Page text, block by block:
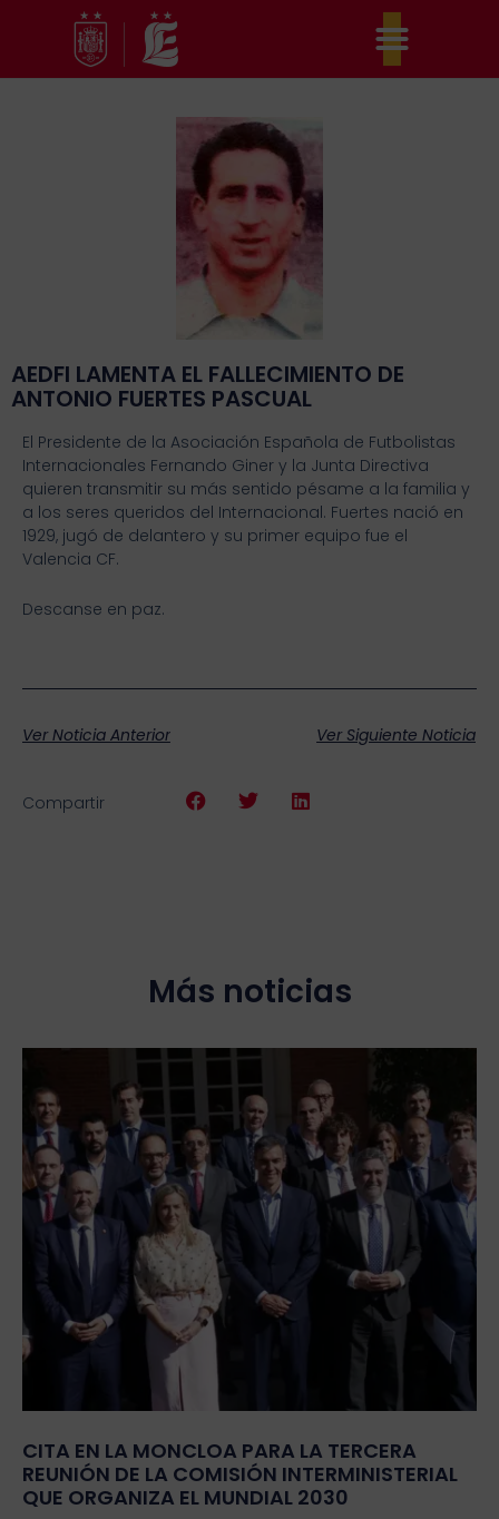
contenido
AEDFI LAMENTA EL FALLECIMIENTO DE
ANTONIO FUERTES PASCUAL
El Presidente de la Asociación Española de Futbolistas
Internacionales Fernando Giner y la Junta Directiva
quieren transmitir su más sentido pésame a la familia y
a los seres queridos del Internacional. Fuertes nació en
1929, jugó de delantero y su primer equipo fue el
Valencia CF.
Descanse en paz.
Ver Noticia Anterior Ver Siguiente Noticia
Compartir
Más noticias
CITA EN LA MONCLOA PARA LA TERCERA
REUNIÓN DE LA COMISIÓN INTERMINISTERIAL
QUE ORGANIZA EL MUNDIAL 2030